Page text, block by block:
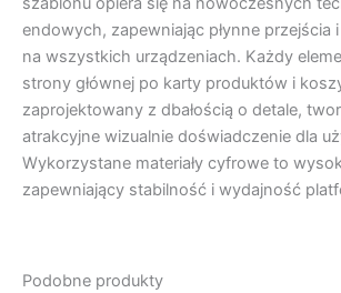
endowych, zapewniając płynne przejścia
na wszystkich urządzeniach. Każdy
strony głównej po karty produktów i
zaprojektowany z dbałością o detale,
atrakcyjne wizualnie doświadczenie dla
Wykorzystane materiały cyfrowe to
zapewniający stabilność i wydajność
Podobne produkty